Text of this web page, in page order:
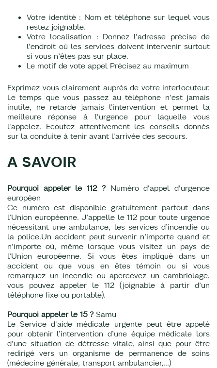
Votre identité : Nom et téléphone sur lequel vous
restez joignable.
Votre localisation : Donnez l'adresse précise de
l’endroit où les services doivent intervenir surtout
si vous n’êtes pas sur place.
Le motif de vote appel Précisez au maximum
Exprimez vous clairement auprès de votre interlocuteur.
Le temps que vous passez au téléphone n'est jamais
inutile, ne retarde jamais l'intervention et permet la
meilleure réponse à l'urgence pour laquelle vous
l'appelez. Ecoutez attentivement les conseils donnés
sur la conduite à tenir avant l'arrivée des secours.
A SAVOIR
Pourquoi appeler le 112 ?Numéro d'appel d'urgence
européen
Ce numéro est disponible gratuitement partout dans
l’Union européenne. J’appelle le 112 pour toute urgence
nécessitant une ambulance, les services d’incendie ou
la police.Un accident peut survenir n’importe quand et
n’importe où, même lorsque vous visitez un pays de
l’Union européenne. Si vous êtes impliqué dans un
accident ou que vous en êtes témoin ou si vous
remarquez un incendie ou apercevez un cambriolage,
vous pouvez appeler le 112 (joignable à partir d’un
téléphone fixe ou portable).
Pourquoi appeler le 15 ? Samu
Le Service d'aide médicale urgente peut être appelé
pour obtenir l’intervention d’une équipe médicale lors
d’une situation de détresse vitale, ainsi que pour être
redirigé vers un organisme de permanence de soins
(médecine générale, transport ambulancier,…)